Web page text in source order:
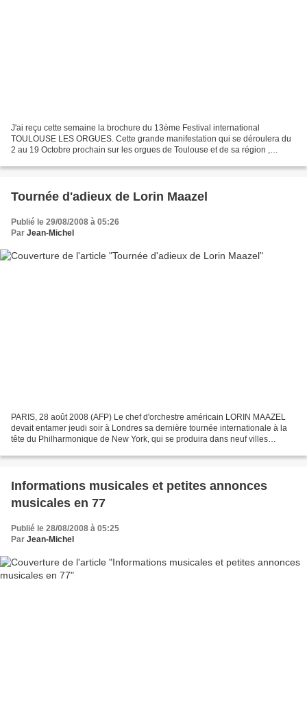
J'ai reçu cette semaine la brochure du 13ème Festival international
TOULOUSE LES ORGUES. Cette grande manifestation qui se déroulera du
2 au 19 Octobre prochain sur les orgues de Toulouse et de sa région ,
Tournée d'adieux de Lorin Maazel
Publié le 29/08/2008 à 05:26
Par Jean-Michel
PARIS, 28 août 2008 (AFP) Le chef d'orchestre américain LORIN MAAZEL
devait entamer jeudi soir à Londres sa dernière tournée internationale à la
tête du Philharmonique de New York, qui se produira dans neuf villes
Informations musicales et petites annonces
musicales en 77
Publié le 28/08/2008 à 05:25
Par Jean-Michel